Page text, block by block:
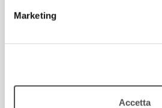
Marketing
Accetta
Il calendario 2020 dell’IBC